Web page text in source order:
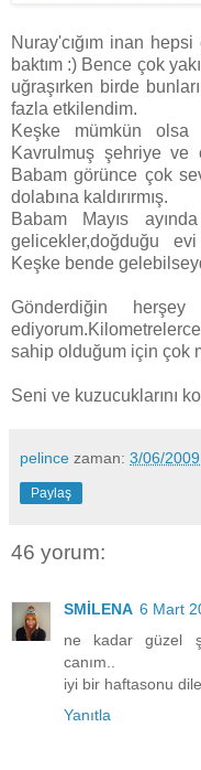
Nuray'cığım inan
baktım :) Bence çok
uğraşırken birde
fazla etkilendim.
Keşke mümkün olsa
Kavrulmuş şehriye ve
Babam görünce çok
dolabına kaldırırmış.
Babam Mayıs
gelicekler,doğduğu
Keşke bende
Gönderdiğin
sahip olduğum için çok
Seni ve kuzucuklarını
pelince zaman: 3/06/
Paylaş
46 yorum:
SMİLENA 6 Mart
ne kadar güzel
canım..
iyi bir haftasonu
Yanıtla